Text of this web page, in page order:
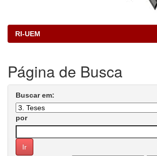
RI-UEM
Página de Busca
Buscar em:
por